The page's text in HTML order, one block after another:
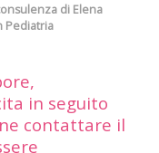
di Elena
Pediatria
in seguito
contattare il